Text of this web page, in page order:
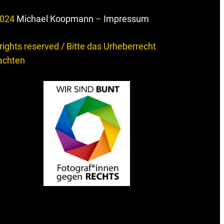
Michael Koopmann – Impressum
reserved / Bitte das Urheberrecht